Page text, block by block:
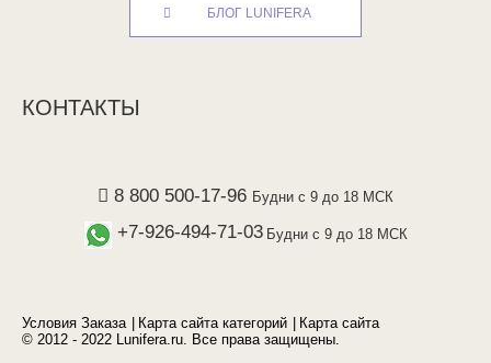
БЛОГ LUNIFERA
КОНТАКТЫ
8 800 500-17-96 Будни с 9 до 18 МСК
+7-926-494-71-03 Будни с 9 до 18 МСК
Условия Заказа Карта сайта категорий
Карта сайта
© 2012 - 2022 Lunifera.ru. Все права защищены.